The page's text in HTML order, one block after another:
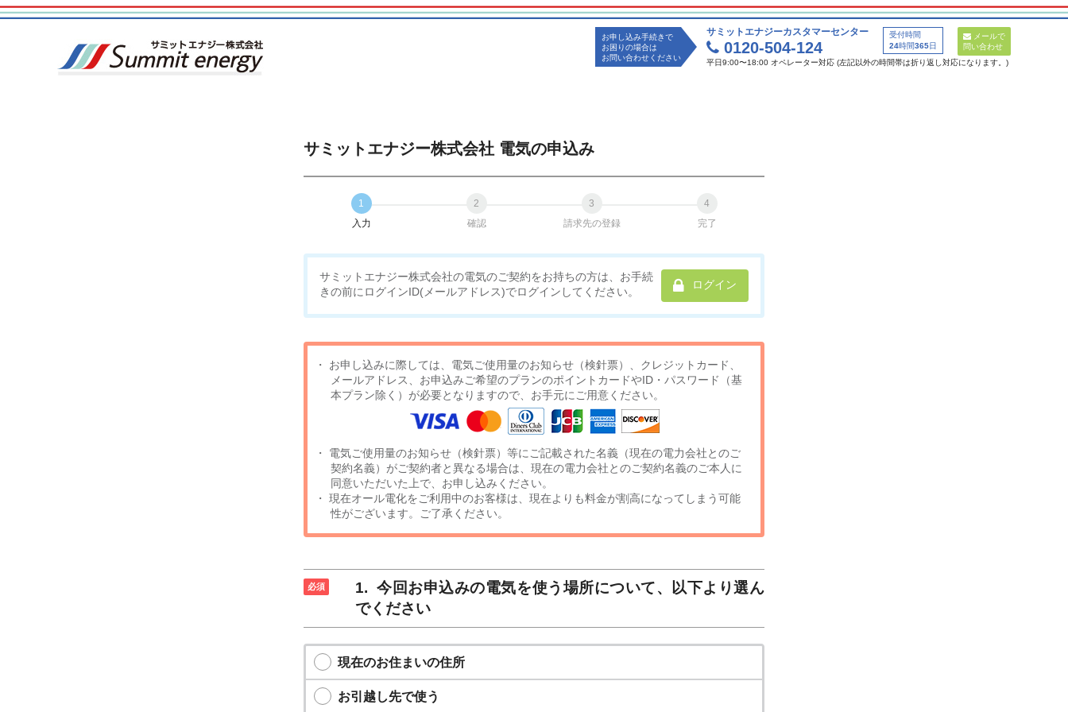
お申し込み手続きで
お困りの場合は
お問い合わせください
サミットエナジーカスタマーセンター
0120-504-124
受付時間
24時間365日
メールで
問い合わせ
平日9:00〜18:00 オペレーター対応 (左記以外の時間帯は折り返し対応になります。)
サミットエナジー株式会社 電気の申込み
入力 確認 請求先の登録 完了
ログイン
サミットエナジー株式会社の電気のご契約をお持ちの方は、お手続
きの前にログインID(メールアドレス)でログインしてください。
お申し込みに際しては、電気ご使用量のお知らせ（検針票）、クレジットカード、
メールアドレス、お申込みご希望のプランのポイントカードやID・パスワード（基
本プラン除く）が必要となりますので、お手元にご用意ください。
電気ご使用量のお知らせ（検針票）等にご記載された名義（現在の電力会社とのご
契約名義）がご契約者と異なる場合は、現在の電力会社とのご契約名義のご本人に
同意いただいた上で、お申し込みください。
現在オール電化をご利用中のお客様は、現在よりも料金が割高になってしまう可能
性がございます。ご了承ください。
今回お申込みの電気を使う場所について、以下より選ん
でください
現在のお住まいの住所
お引越し先で使う